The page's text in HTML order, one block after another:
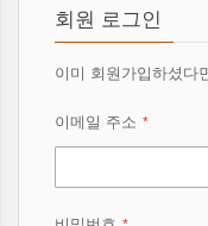
회원 로그인
이미 회원가입하셨다
이메일 주소